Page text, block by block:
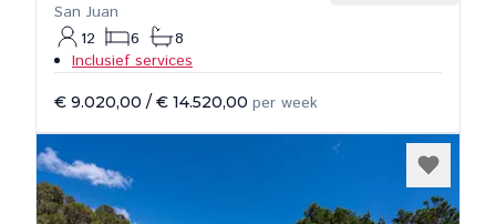
San Juan
12
6
8
Inclusief services
€ 9.020,00 / € 14.520,00 per week